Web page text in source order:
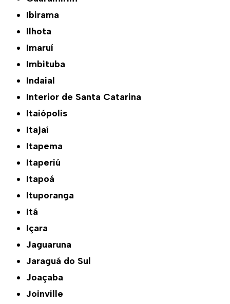
Ibirama
Ilhota
Imaruí
Imbituba
Indaial
Interior de Santa Catarina
Itaiópolis
Itajaí
Itapema
Itaperiú
Itapoá
Ituporanga
Itá
Içara
Jaguaruna
Jaraguá do Sul
Joaçaba
Joinville